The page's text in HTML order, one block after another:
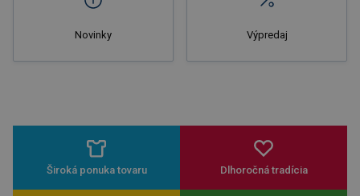
Novinky Výpredaj
Široká ponuka tovaru Dlhoročná tradícia